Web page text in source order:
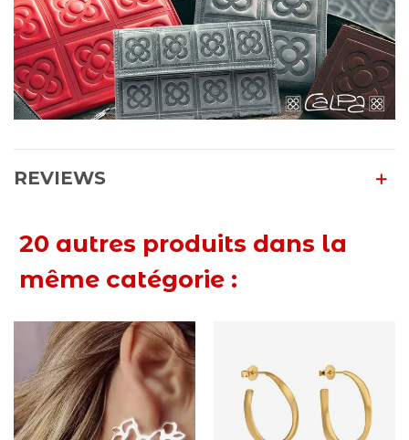
REVIEWS
20 autres produits dans la
même catégorie :